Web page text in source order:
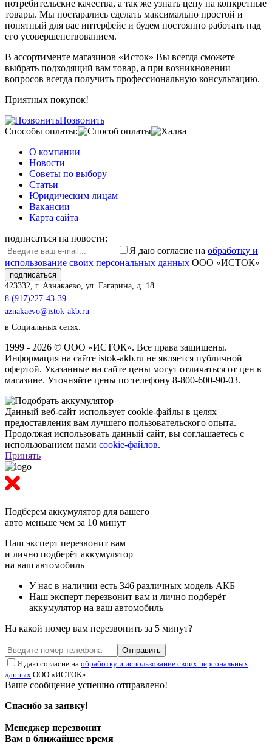
потребительские качества, а так же узнать цену на конкретные
товары. Мы постарались сделать максимально простой и
понятный для вас интерфейс и будем постоянно работать над
его усовершенствованием.
В ассортименте магазинов «Исток» Вы всегда сможете
выбрать подходящий вам товар, а при возникновении
вопросов всегда получить профессиональную консультацию.
Приятных покупок!
Позвонить
Способы оплаты:
О компании
Новости
Советы по выбору
Статьи
Юридическим лицам
Вакансии
Карта сайта
подписаться на новости:
Я даю согласие на обработку и
использование своих персональных данных ООО «ИСТОК»
подписаться
423332 г. Азнакаево ул. Гагарина, д. 18
8 (917)227-43-39
aznakaevo@istok-akb.ru
в Социальных сетях:
1999 - 2026 © ООО «ИСТОК». Все права защищены.
Информация на сайте istok-akb.ru не является публичной
офертой. Указанные на сайте цены могут отличаться от цен в
магазине. Уточняйте цены по телефону 8-800-600-90-03.
Данный веб-сайт использует cookie-файлы в целях
предоставления вам лучшего пользовательского опыта.
Продолжая использовать данный сайт, вы соглашаетесь с
использованием нами cookie-файлов.
Принять
Подберем аккумулятор для вашего
авто меньше чем за 10 минут
Наш эксперт перезвонит вам
и лично подберёт аккумулятор
на ваш автомобиль
У нас в наличии есть 346 различных модель АКБ
Наш эксперт перезвонит вам и лично подберёт
аккумулятор на ваш автомобиль
На какой номер вам перезвонить за 5 минут?
Отправить
Я даю согласие на обработку и использование своих персональных
данных ООО «ИСТОК»
Ваше сообщение успешно отправлено!
Спасибо за заявку!
Менеджер перезвонит
Вам в ближайшее время